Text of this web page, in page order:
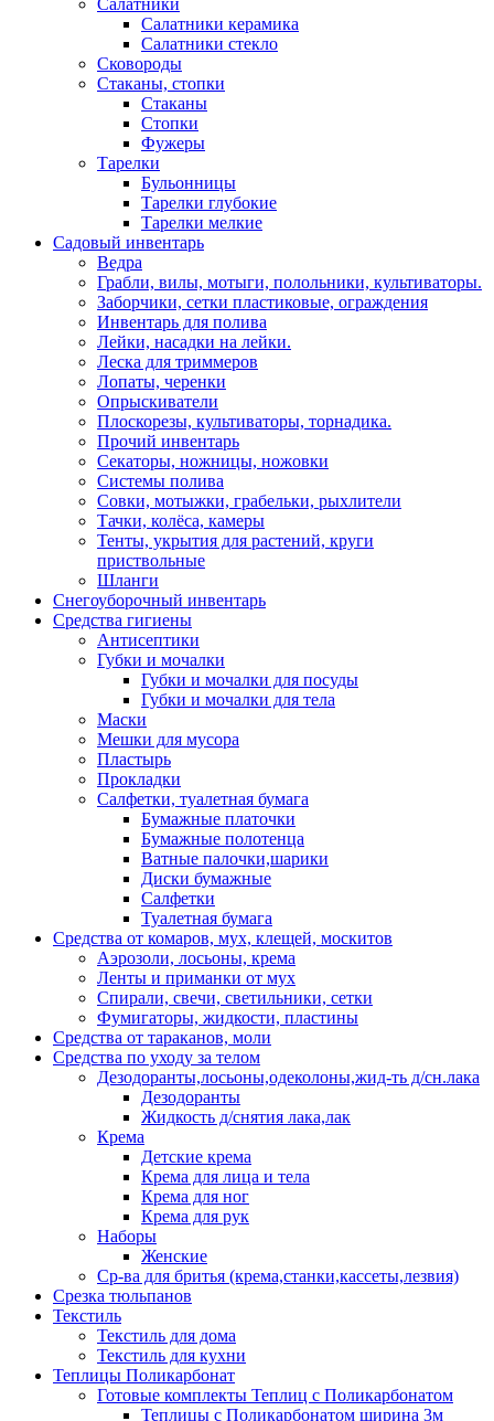
Салатники
Салатники керамика
Салатники стекло
Сковороды
Стаканы, стопки
Стаканы
Стопки
Фужеры
Тарелки
Бульонницы
Тарелки глубокие
Тарелки мелкие
Садовый инвентарь
Ведра
Грабли, вилы, мотыги, полольники, культиваторы.
Заборчики, сетки пластиковые, ограждения
Инвентарь для полива
Лейки, насадки на лейки.
Леска для триммеров
Лопаты, черенки
Опрыскиватели
Плоскорезы, культиваторы, торнадика.
Прочий инвентарь
Секаторы, ножницы, ножовки
Системы полива
Совки, мотыжки, грабельки, рыхлители
Тачки, колёса, камеры
Тенты, укрытия для растений, круги
приствольные
Шланги
Снегоуборочный инвентарь
Средства гигиены
Антисептики
Губки и мочалки
Губки и мочалки для посуды
Губки и мочалки для тела
Маски
Мешки для мусора
Пластырь
Прокладки
Салфетки, туалетная бумага
Бумажные платочки
Бумажные полотенца
Ватные палочки,шарики
Диски бумажные
Салфетки
Туалетная бумага
Средства от комаров, мух, клещей, москитов
Аэрозоли, лосьоны, крема
Ленты и приманки от мух
Спирали, свечи, светильники, сетки
Фумигаторы, жидкости, пластины
Средства от тараканов, моли
Средства по уходу за телом
Дезодоранты,лосьоны,одеколоны,жид-ть д/сн.лака
Дезодоранты
Жидкость д/снятия лака,лак
Крема
Детские крема
Крема для лица и тела
Крема для ног
Крема для рук
Наборы
Женские
Ср-ва для бритья (крема,станки,кассеты,лезвия)
Срезка тюльпанов
Текстиль
Текстиль для дома
Текстиль для кухни
Теплицы Поликарбонат
Готовые комплекты Теплиц с Поликарбонатом
Теплицы с Поликарбонатом ширина 3м